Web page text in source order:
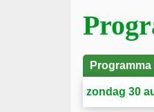
Programma
zondag 30